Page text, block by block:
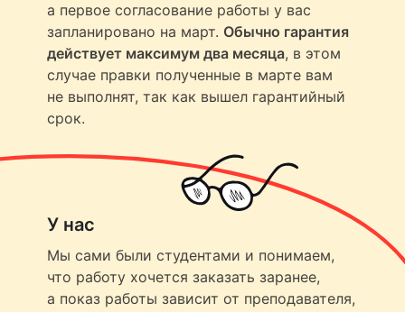
а первое согласование работы у вас
запланировано на март. Обычно гарантия
действует максимум два месяца, в этом
случае правки полученные в марте вам
не выполнят, так как вышел гарантийный
срок.
У нас
Мы сами были студентами и понимаем,
что работу хочется заказать заранее,
а показ работы зависит от преподавателя,